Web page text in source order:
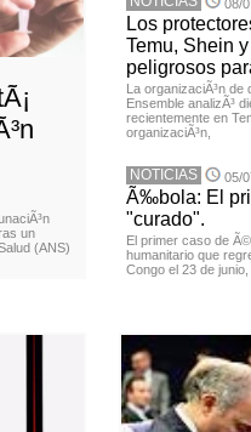
un
(ANS)
08/
Los
Temu, Shein
peligrosos
La organizaciÃ³n
Ensemble analizÃ³
recientemente en
organizaciÃ³n,
NOTICIAS 05/
Ã‰bola: El
"curado".
El primer caso de
humanitario que
Congo el 23 de